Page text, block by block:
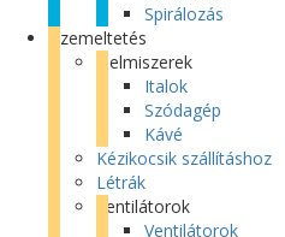
Spirálozás
Üzemeltetés
Élelmiszerek
Italok
Szódagép
Kávé
Kézikocsik szállításhoz
Létrák
Ventilátorok
Ventilátorok